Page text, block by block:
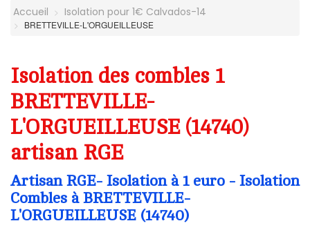
Accueil Isolation pour 1€ Calvados-14
BRETTEVILLE-L'ORGUEILLEUSE
Isolation des combles 1
BRETTEVILLE-
L'ORGUEILLEUSE (14740)
artisan RGE
Artisan RGE- Isolation à 1 euro - Isolation
Combles à BRETTEVILLE-
L'ORGUEILLEUSE (14740)